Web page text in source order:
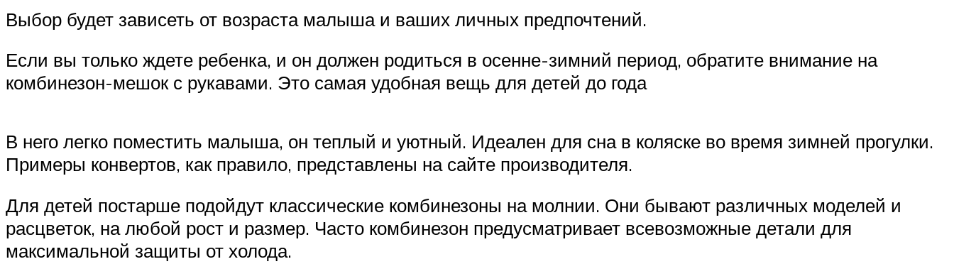
Выбор будет зависеть от возраста малыша и ваших личных предпочтений.
Если вы только ждете ребенка, и он должен родиться в осенне-зимний период, обратите внимание на
комбинезон-мешок с рукавами. Это самая удобная вещь для детей до года
В него легко поместить малыша, он теплый и уютный. Идеален для сна в коляске во время зимней прогулки.
Примеры конвертов, как правило, представлены на сайте производителя.
Для детей постарше подойдут классические комбинезоны на молнии. Они бывают различных моделей и
расцветок, на любой рост и размер. Часто комбинезон предусматривает всевозможные детали для
максимальной защиты от холода.